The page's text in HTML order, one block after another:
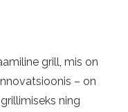
grill, mis on
– on
ning